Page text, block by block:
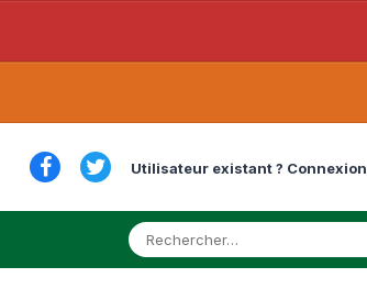
Utilisateur existant ? Connexion